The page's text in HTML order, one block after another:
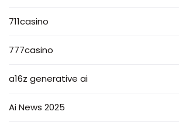
711casino
777casino
a16z generative ai
Ai News 2025